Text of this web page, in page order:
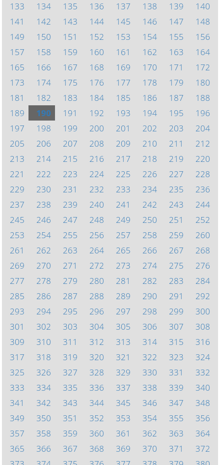
133
134 135 136 137 138 139
140
141
142 143 144 145 146 147
148
149
150 151 152 153 154 155
156
157
158 159 160 161 162 163
164
165
166 167 168 169 170 171
172
173
174 175 176 177 178 179
180
181
182 183 184 185 186 187
188
189
190 191 192 193 194 195
196
197
198 199 200 201 202 203
204
205
206 207 208 209 210 211
212
213
214 215 216 217 218 219
220
221
222 223 224 225 226 227
228
229
230 231 232 233 234 235
236
237
238 239 240 241 242 243
244
245
246 247 248 249 250 251
252
253
254 255 256 257 258 259
260
261
262 263 264 265 266 267
268
269
270 271 272 273 274 275
276
277
278 279 280 281 282 283
284
285
286 287 288 289 290 291
292
293
294 295 296 297 298 299
300
301
302 303 304 305 306 307
308
309
310 311 312 313 314 315
316
317
318 319 320 321 322 323
324
325
326 327 328 329 330 331
332
333
334 335 336 337 338 339
340
341
342 343 344 345 346 347
348
349
350 351 352 353 354 355
356
357
358 359 360 361 362 363
364
365
366 367 368 369 370 371
372